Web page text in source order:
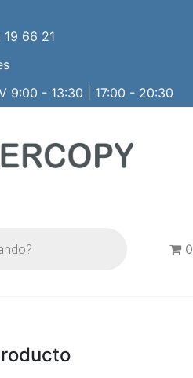
19 66 21
9:00 - 13:30 | 17:00 - 20:30
0